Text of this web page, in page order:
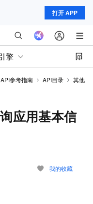
打开 APP
擎
API参考指南 API目录
其他
应用基本信
我的收藏